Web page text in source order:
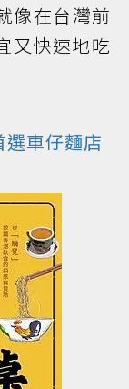
像在台灣前
又快速地吃
車仔麵店